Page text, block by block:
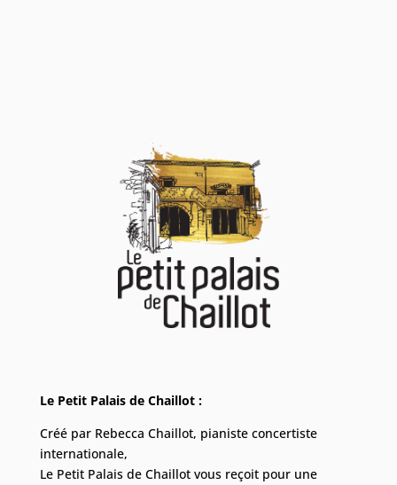
Le Petit Palais de Chaillot :
Créé par Rebecca Chaillot, pianiste concertiste
internationale,
Le Petit Palais de Chaillot vous reçoit pour une